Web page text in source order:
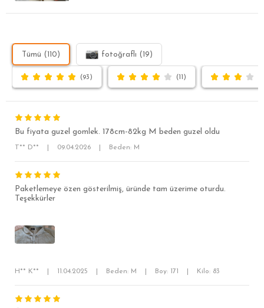
SÜPER SLİM FİT
OVERSİZE
Tümü (110) fotoğraflı (19)
(93) (11)
Bu fiyata guzel gomlek. 178cm-82kg M beden guzel oldu
T** D** 09.04.2026 Beden: M
Paketlemeye özen gösterilmiş, üründe tam üzerime oturdu.
Teşekkürler
H** K** 11.04.2025 Beden: M Boy: 171 Kilo: 83